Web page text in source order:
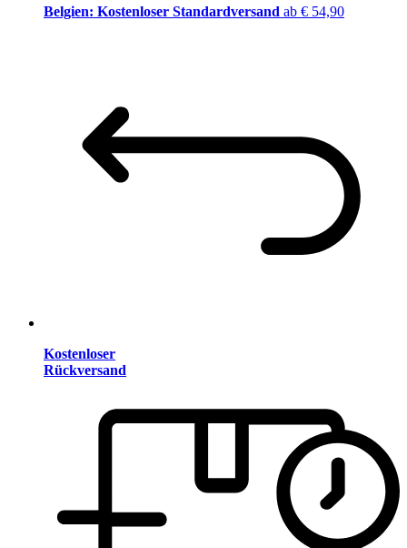
Belgien: Kostenloser Standardversand ab € 54,90
Kostenloser
Rückversand